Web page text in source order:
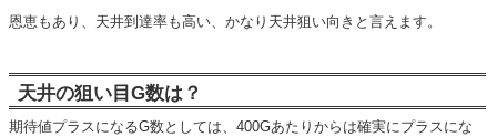
恩恵もあり、天井到達率も高い、かなり天井狙い向きと言えます。
天井の狙い目G数は？
期待値プラスになるG数としては、400Gあたりからは確実にプラスにな